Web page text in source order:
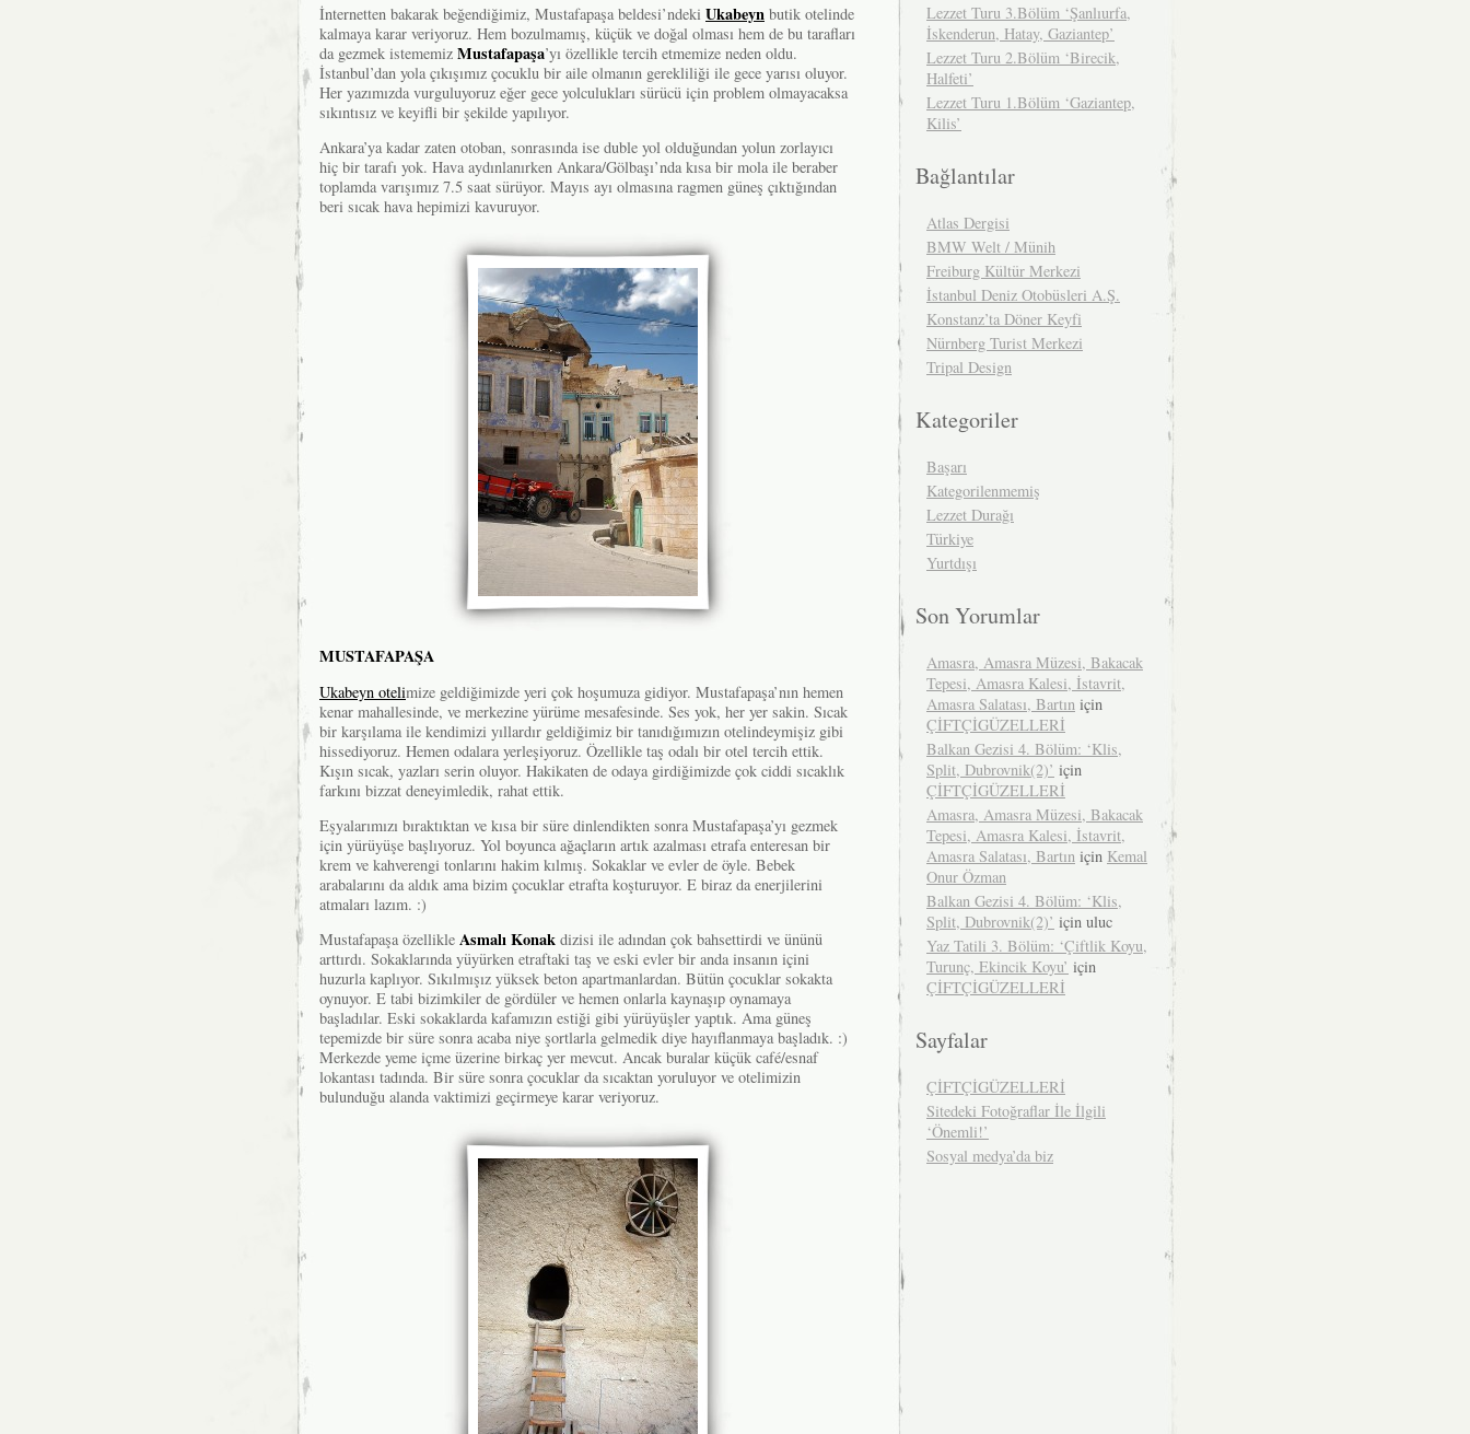
İnternetten bakarak beğendiğimiz, Mustafapaşa beldesi’ndeki Ukabeyn butik otelinde
kalmaya karar veriyoruz. Hem bozulmamış, küçük ve doğal olması hem de bu tarafları
da gezmek istememiz Mustafapaşa’yı özellikle tercih etmemize neden oldu.
İstanbul’dan yola çıkışımız çocuklu bir aile olmanın gerekliliği ile gece yarısı oluyor.
Her yazımızda vurguluyoruz eğer gece yolculukları sürücü için problem olmayacaksa
sıkıntısız ve keyifli bir şekilde yapılıyor.
Ankara’ya kadar zaten otoban, sonrasında ise duble yol olduğundan yolun zorlayıcı
hiç bir tarafı yok. Hava aydınlanırken Ankara/Gölbaşı’nda kısa bir mola ile beraber
toplamda varışımız 7.5 saat sürüyor. Mayıs ayı olmasına ragmen güneş çıktığından
beri sıcak hava hepimizi kavuruyor.
MUSTAFAPAŞA
Ukabeyn otelimize geldiğimizde yeri çok hoşumuza gidiyor. Mustafapaşa’nın hemen
kenar mahallesinde, ve merkezine yürüme mesafesinde. Ses yok, her yer sakin. Sıcak
bir karşılama ile kendimizi yıllardır geldiğimiz bir tanıdığımızın otelindeymişiz gibi
hissediyoruz. Hemen odalara yerleşiyoruz. Özellikle taş odalı bir otel tercih ettik.
Kışın sıcak, yazları serin oluyor. Hakikaten de odaya girdiğimizde çok ciddi sıcaklık
farkını bizzat deneyimledik, rahat ettik.
Eşyalarımızı bıraktıktan ve kısa bir süre dinlendikten sonra Mustafapaşa’yı gezmek
için yürüyüşe başlıyoruz. Yol boyunca ağaçların artık azalması etrafa enteresan bir
krem ve kahverengi tonlarını hakim kılmış. Sokaklar ve evler de öyle. Bebek
arabalarını da aldık ama bizim çocuklar etrafta koşturuyor. E biraz da enerjilerini
atmaları lazım. :)
Mustafapaşa özellikle Asmalı Konak dizisi ile adından çok bahsettirdi ve ününü
arttırdı. Sokaklarında yüyürken etraftaki taş ve eski evler bir anda insanın içini
huzurla kaplıyor. Sıkılmışız yüksek beton apartmanlardan. Bütün çocuklar sokakta
oynuyor. E tabi bizimkiler de gördüler ve hemen onlarla kaynaşıp oynamaya
başladılar. Eski sokaklarda kafamızın estiği gibi yürüyüşler yaptık. Ama güneş
tepemizde bir süre sonra acaba niye şortlarla gelmedik diye hayıflanmaya başladık. :)
Merkezde yeme içme üzerine birkaç yer mevcut. Ancak buralar küçük café/esnaf
lokantası tadında. Bir süre sonra çocuklar da sıcaktan yoruluyor ve otelimizin
bulunduğu alanda vaktimizi geçirmeye karar veriyoruz.
Lezzet Turu 3.Bölüm ‘Şanlıurfa,
İskenderun, Hatay, Gaziantep’
Lezzet Turu 2.Bölüm ‘Birecik,
Halfeti’
Lezzet Turu 1.Bölüm ‘Gaziantep,
Kilis’
Bağlantılar
Atlas Dergisi
BMW Welt / Münih
Freiburg Kültür Merkezi
İstanbul Deniz Otobüsleri A.Ş.
Konstanz’ta Döner Keyfi
Nürnberg Turist Merkezi
Tripal Design
Kategoriler
Başarı
Kategorilenmemiş
Lezzet Durağı
Türkiye
Yurtdışı
Son Yorumlar
Amasra, Amasra Müzesi, Bakacak
Tepesi, Amasra Kalesi, İstavrit,
Amasra Salatası, Bartın için
ÇİFTÇİGÜZELLERİ
Balkan Gezisi 4. Bölüm: ‘Klis,
Split, Dubrovnik(2)’ için
ÇİFTÇİGÜZELLERİ
Amasra, Amasra Müzesi, Bakacak
Tepesi, Amasra Kalesi, İstavrit,
Amasra Salatası, Bartın için Kemal
Onur Özman
Balkan Gezisi 4. Bölüm: ‘Klis,
Split, Dubrovnik(2)’ için uluc
Yaz Tatili 3. Bölüm: ‘Çiftlik Koyu,
Turunç, Ekincik Koyu’ için
ÇİFTÇİGÜZELLERİ
Sayfalar
ÇİFTÇİGÜZELLERİ
Sitedeki Fotoğraflar İle İlgili
‘Önemli!’
Sosyal medya’da biz